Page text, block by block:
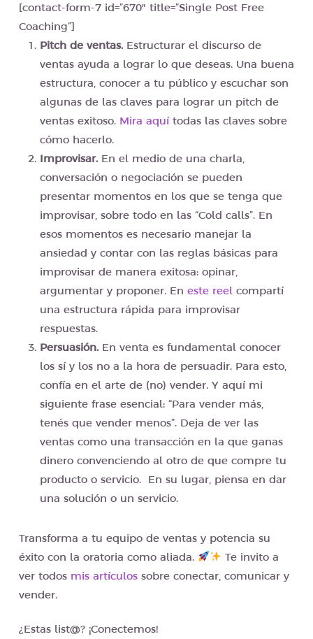
[contact-form-7 id=”670″ title=”Single Post Free
Coaching”]
Pitch de ventas. Estructurar el discurso de
ventas ayuda a lograr lo que deseas. Una buena
estructura, conocer a tu público y escuchar son
algunas de las claves para lograr un pitch de
ventas exitoso. Mira aquítodas las claves sobre
cómo hacerlo.
Improvisar. En el medio de una charla,
conversación o negociación se pueden
presentar momentos en los que se tenga que
improvisar, sobre todo en las “Cold calls”. En
esos momentos es necesario manejar la
ansiedad y contar con las reglas básicas para
improvisar de manera exitosa: opinar,
argumentar y proponer. En este reel compartí
una estructura rápida para improvisar
respuestas.
Persuasión. En venta es fundamental conocer
los sí y los no a la hora de persuadir. Para esto,
confía en el arte de (no) vender. Y aquí mi
siguiente frase esencial: “Para vender más,
tenés que vender menos”. Deja de ver las
ventas como una transacción en la que ganas
dinero convenciendo al otro de que compre tu
producto o servicio. En su lugar, piensa en dar
una solución o un servicio.
Transforma a tu equipo de ventas y potencia su
éxito con la oratoria como aliada.
Te invito a
ver todos mis artículossobre conectar, comunicar y
vender.
¿Estas list@? ¡Conectemos!